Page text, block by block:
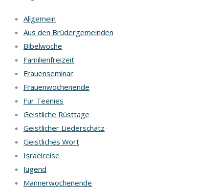
Allgemein
Aus den Brüdergemeinden
Bibelwoche
Familienfreizeit
Frauenseminar
Frauenwochenende
Für Teenies
Geistliche Rüsttage
Geistlicher Liederschatz
Geistliches Wort
Israelreise
Jugend
Männerwochenende